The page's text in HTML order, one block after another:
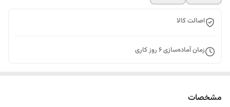
اصالت کالا
زمان آماده‌سازی6 روز کاری
مشخصات